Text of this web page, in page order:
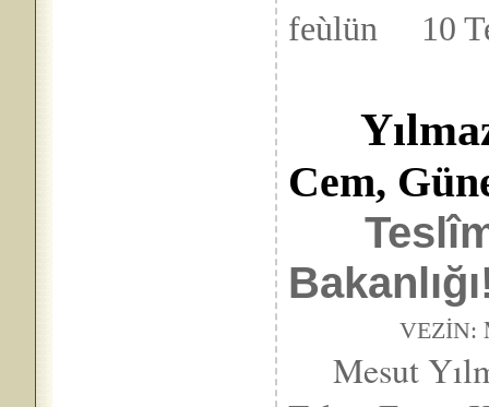
feùlün 10
Cem,
VEZİN:
Mesut